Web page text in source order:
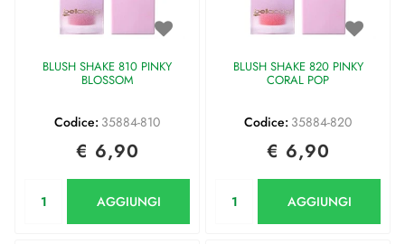
BLUSH SHAKE 810 PINKY
BLOSSOM
Codice: 35884-810
€ 6,90
AGGIUNGI
BLUSH SHAKE 820 PINKY
CORAL POP
Codice: 35884-820
€ 6,90
AGGIUNGI